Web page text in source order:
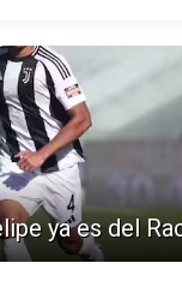
ya es del